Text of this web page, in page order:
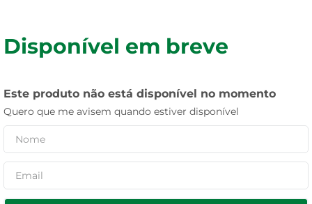
Disponível em breve
Este produto não está disponível no momento
Quero que me avisem quando estiver disponível